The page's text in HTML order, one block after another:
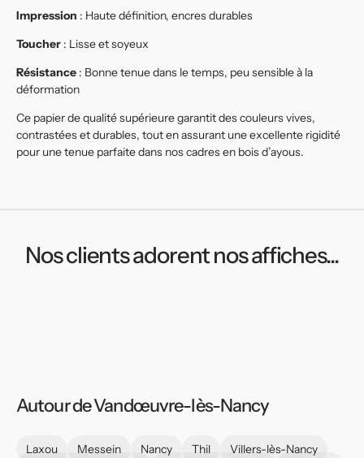
Impression : Haute définition, encres durables
Toucher : Lisse et soyeux
Résistance : Bonne tenue dans le temps, peu sensible à la
déformation
Ce papier de qualité supérieure garantit des couleurs vives,
contrastées et durables, tout en assurant une excellente rigidité
pour une tenue parfaite dans nos cadres en bois d’ayous.
Nos clients adorent nos affiches...
Autour de Vandœuvre-lès-Nancy
Laxou Messein Nancy Thil
Villers-lès-Nancy